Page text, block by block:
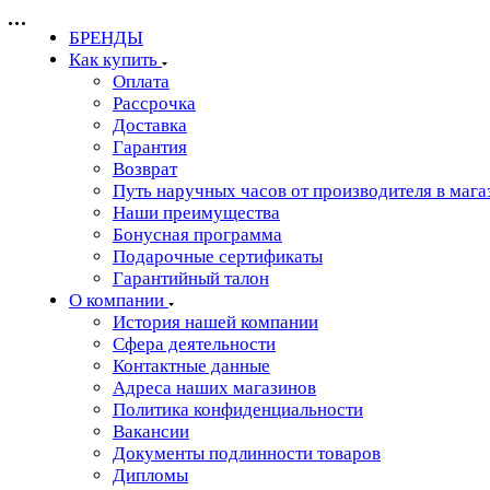
БРЕНДЫ
Как купить
Оплата
Рассрочка
Доставка
Гарантия
Возврат
Путь наручных часов от производителя в
Наши преимущества
Бонусная программа
Подарочные сертификаты
Гарантийный талон
О компании
История нашей компании
Сфера деятельности
Контактные данные
Адреса наших магазинов
Политика конфиденциальности
Вакансии
Документы подлинности товаров
Дипломы